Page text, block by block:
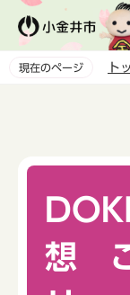
ペ
現在のページ ト
想